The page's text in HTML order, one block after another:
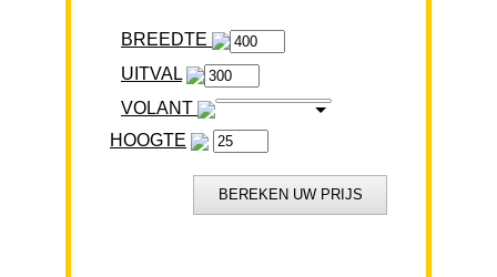
BREEDTE
VOLANT
HOOGTE